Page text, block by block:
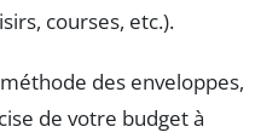
courses, etc.).
des enveloppes,
de votre budget à